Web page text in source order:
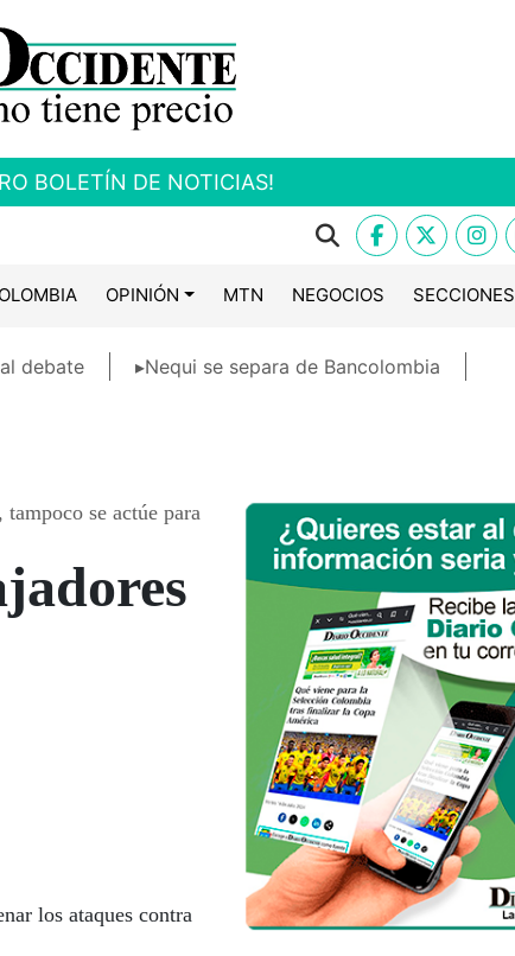
BOLETÍN DE NOTICIAS!
OPINIÓN MTN NEGOCIOS SECCIONES
debate
▸Nequi se separa de Bancolombia
se actúe para
los ataques contra